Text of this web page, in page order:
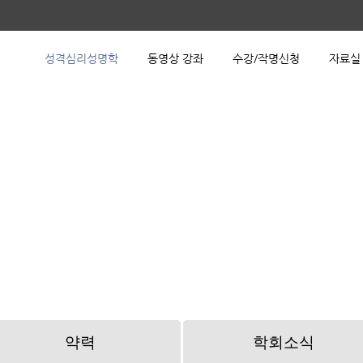
성격심리성명학 동영상 강좌 수강/작명신청 자료실
약력 학회소식